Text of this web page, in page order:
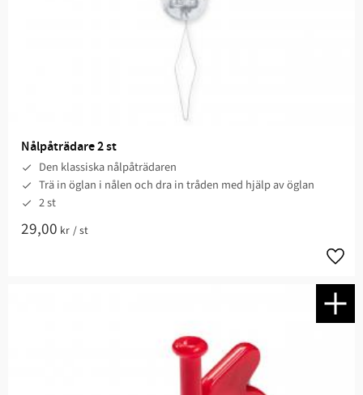
Nålpåträdare 2 st
Den klassiska nålpåträdaren
Trä in öglan i nålen och dra in tråden med hjälp av öglan
2 st
29,00 kr /st